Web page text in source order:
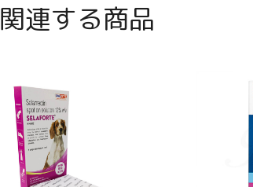
関連する商品